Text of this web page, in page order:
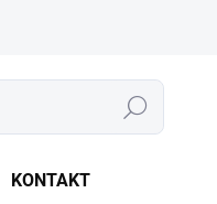
Hledat
KONTAKT